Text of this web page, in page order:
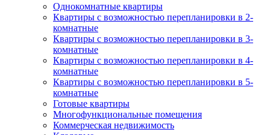
Однокомнатные квартиры
Квартиры с возможностью перепланировки в 2-
комнатные
Квартиры с возможностью перепланировки в 3-
комнатные
Квартиры с возможностью перепланировки в 4-
комнатные
Квартиры с возможностью перепланировки в 5-
комнатные
Готовые квартиры
Многофункциональные помещения
Коммерческая недвижимость